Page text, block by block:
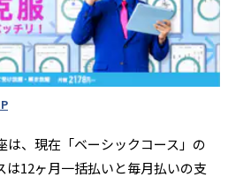
、現在「ベーシックコース」の
は12ヶ月一括払いと毎月払いの支